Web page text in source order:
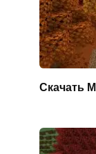
Скачать